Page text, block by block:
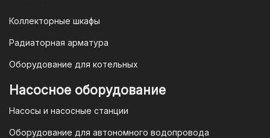
Гарантия и условия гарантии
магазине "TIM-com Россия" Вы можете
быть уверены в том, что мы действуем
в рамках действующего
Законодательства Российской
Федерации и Ваши права, как
Коллекторные шкафы
Радиаторная арматура
Оборудование для котельных
Насосное оборудование
Насосы и насосные станции
Оборудование для автономного водопровода